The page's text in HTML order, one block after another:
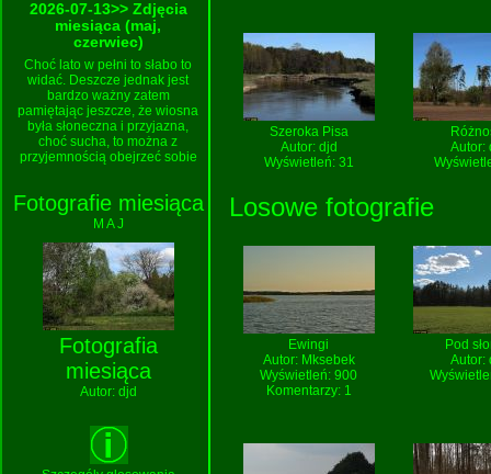
2026-07-13>> Zdjęcia
miesiąca (maj,
czerwiec)
Choć lato w pełni to słabo to
widać. Deszcze jednak jest
bardzo ważny zatem
pamiętając jeszcze, że wiosna
była słoneczna i przyjazna,
choć sucha, to można z
przyjemnością obejrzeć sobie
gdzie jeszcze niewiele liści i te
kolory zieleni podchodzące
było... Ale nie zatrzymujemy się
i naprawdę warto fotografować
nawet gdy pogoda nie sprzyja
:)
2026-06-13>> Zdjęcia
miesiąca (kwiecień,
maj)
No to wiosna już się rozhulała.
Nawet ostatnio powróciły
Korzystając z tego na pewno
trzeba się wybrać w jakieś
piękne tereny i chwytać to
Fotografie miesiąca
M A J
Fotografia
miesiąca
Autor: djd
Szeroka Pisa
Autor: djd
Wyświetleń: 31
Autor:
Losowe fotografie
Ewingi
Autor: Mksebek
Wyświetleń: 900
Komentarzy: 1
Pod
Autor: